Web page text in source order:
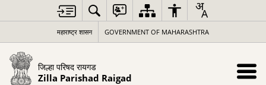
महाराष्ट्र शासन GOVERNMENT OF MAHARASHTRA
जिल्हा परिषद रायगड
Zilla Parishad Raigad